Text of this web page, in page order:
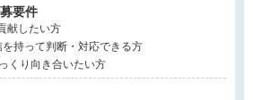
要件
献したい方
を持って判断・対応できる方
くり向き合いたい方